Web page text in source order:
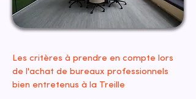
Les critères à prendre en compte lors
de l'achat de bureaux professionnels
bien entretenus à la Treille